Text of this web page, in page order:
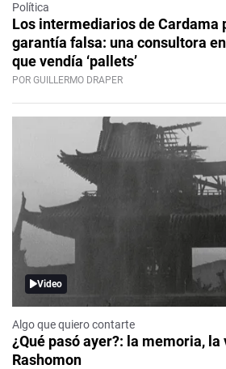
Política
Los intermediarios de Cardama
garantía falsa: una consultora en
que vendía ‘pallets’
POR GUILLERMO DRAPER
Video
Algo que quiero contarte
¿Qué pasó ayer?: la memoria,
Rashomon